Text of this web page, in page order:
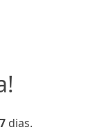
7 dias.